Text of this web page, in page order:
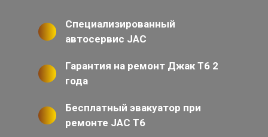
Специализированный
автосервис JAC
Гарантия на ремонт Джак Т6 2
года
Бесплатный эвакуатор при
ремонте JAC T6